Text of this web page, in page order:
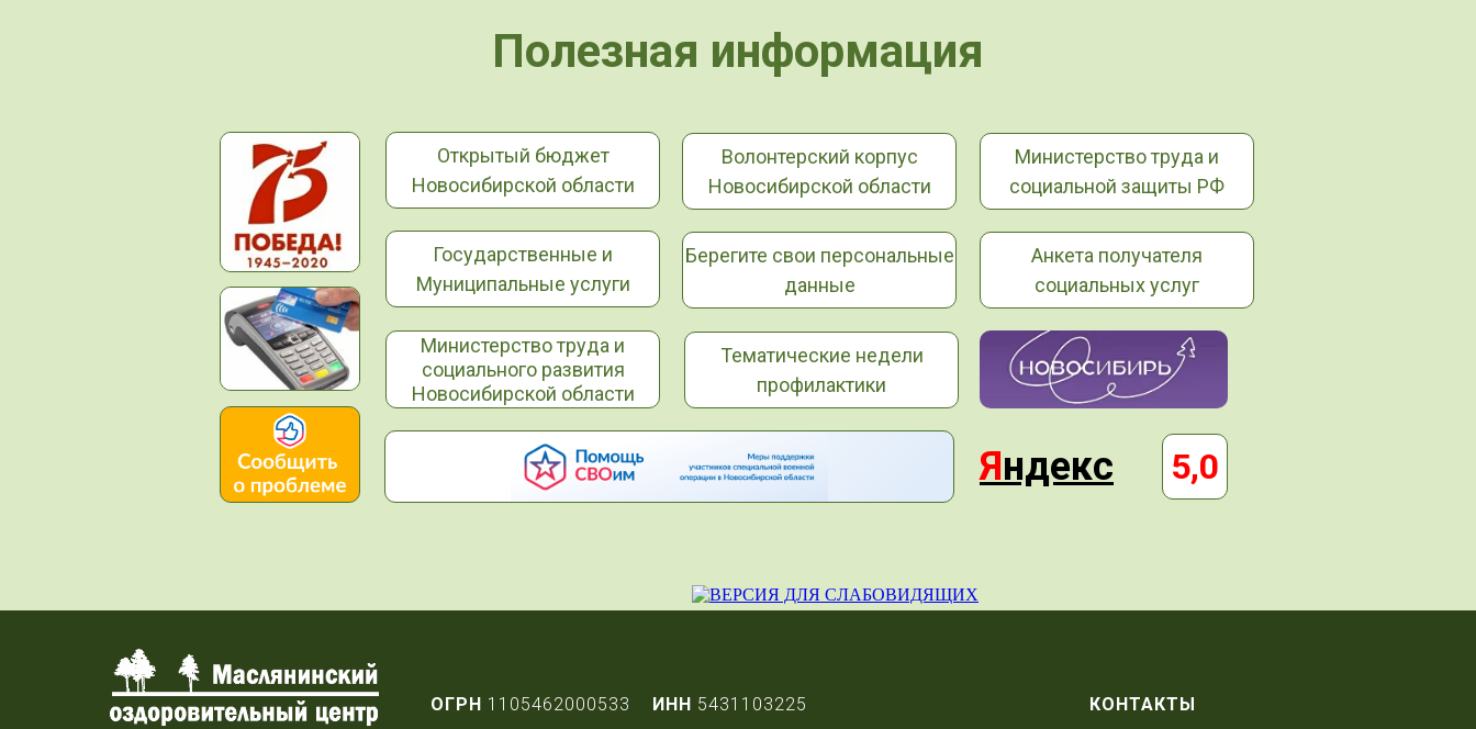
Полезная информация
Открытый бюджет
Новосибирской области
Волонтерский корпус
Новосибирской области
Государственные и
Муниципальные услуги
Берегите свои персональные
данные
Анкета получателя
социальных услуг
Министерство труда и
социального развития
Новосибирской области
Министерство труда и
социальной защиты РФ
5,0
Яндекс
Тематические недели
профилактики
ОГРН 1105462000533 ИНН 5431103225 КОНТАКТЫ